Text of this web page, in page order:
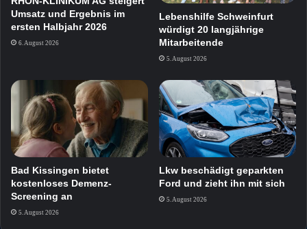
Umsatz und Ergebnis im
ersten Halbjahr 2026
6. August 2026
Lebenshilfe Schweinfurt
würdigt 20 langjährige
Mitarbeitende
5. August 2026
Bad Kissingen bietet
kostenloses Demenz-
Screening an
5. August 2026
Lkw beschädigt geparkten
Ford und zieht ihn mit sich
5. August 2026